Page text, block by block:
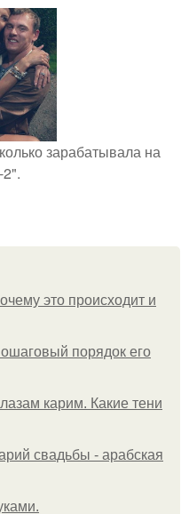
зарабатывала на
это происходит и
порядок его
карим. Какие тени
свадьбы - арабская